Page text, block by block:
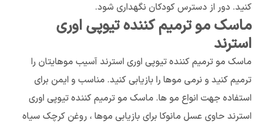
کنید. دور از دسترس کودکان نگهداری شود.
ماسک مو ترمیم کننده تیوپی اوری
استرند
ماسک مو ترمیم کننده تیوپی اوری استرند آسیب موهایتان را
ترمیم کنید و نرمی موها را بازیابی کنید. مناسب و ایمن برای
استفاده جهت انواع مو ها. ماسک مو ترمیم کننده تیوپی اوری
استرند حاوی عسل مانوکا برای بازیابی موها ، روغن کرچک سیاه